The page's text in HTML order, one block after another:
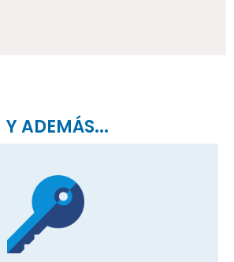
Y ADEMÁS...